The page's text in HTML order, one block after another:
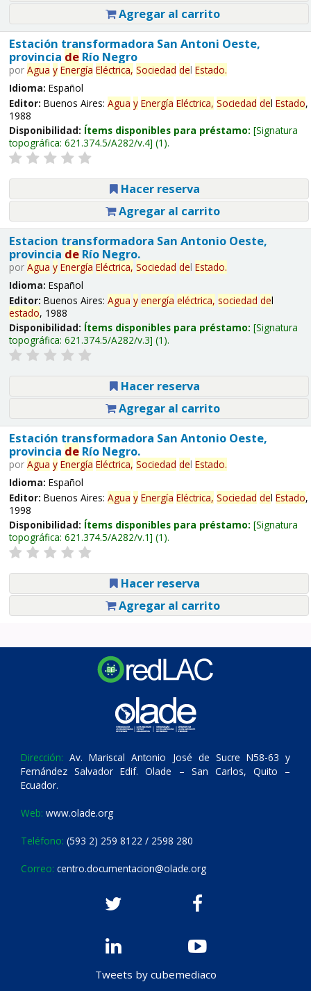
Agregar al carrito
Estación transformadora San Antoni Oeste,
provincia deRío Negro
por Agua y Energía Eléctrica, Sociedad del Estado.
Idioma: Español
Editor: Buenos Aires: Agua y Energía Eléctrica, Sociedad del Estado,
1988
Disponibilidad: Ítems disponibles para préstamo: Signatura
topográfica: 621.374.5/A282/v.4 (1).
Hacer reserva
Agregar al carrito
Estacion transformadora San Antonio Oeste,
provincia deRío Negro.
por Agua y Energía Eléctrica, Sociedad del Estado.
Idioma: Español
Editor: Buenos Aires: Agua y energía eléctrica, sociedad del
estado, 1988
Disponibilidad: Ítems disponibles para préstamo: Signatura
topográfica: 621.374.5/A282/v.3 (1).
Hacer reserva
Agregar al carrito
Estación transformadora San Antonio Oeste,
provincia deRío Negro.
por Agua y Energía Eléctrica, Sociedad del Estado.
Idioma: Español
Editor: Buenos Aires: Agua y Energía Eléctrica, Sociedad del Estado,
1998
Disponibilidad: Ítems disponibles para préstamo: Signatura
topográfica: 621.374.5/A282/v.1 (1).
Hacer reserva
Agregar al carrito
Dirección: Av. Mariscal Antonio José de Sucre N58-63 y
Fernández Salvador Edif. Olade – San Carlos, Quito –
Ecuador.
Web: www.olade.org
Teléfono: (593 2) 259 8122 / 2598 280
Correo: centro.documentacion@olade.org
Tweets by cubemediaco